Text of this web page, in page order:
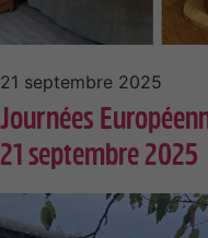
21 septembre 2025
Journées
21 septembre 2025